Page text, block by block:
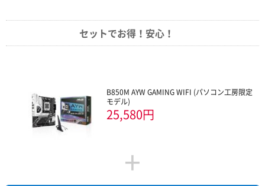
セットでお得！安心！
B850M AYW GAMING WIFI (パソコン工房限定
モデル)
25,580円
+